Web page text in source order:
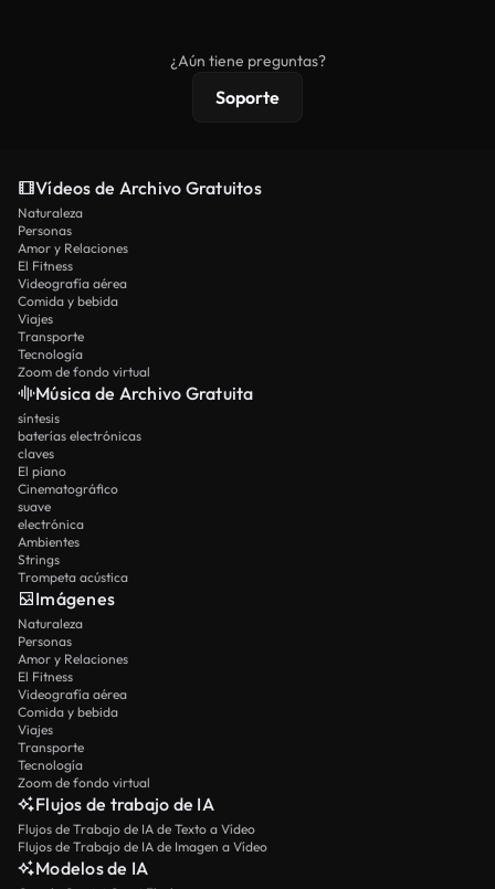
protecciones de licencia extendidas.
¿Aún tiene preguntas?
Soporte
Vídeos de Archivo Gratuitos
Naturaleza
Personas
Amor y Relaciones
El Fitness
Videografía aérea
Comida y bebida
Viajes
Transporte
Tecnología
Zoom de fondo virtual
Música de Archivo Gratuita
síntesis
baterías electrónicas
claves
El piano
Cinematográfico
suave
electrónica
Ambientes
Strings
Trompeta acústica
Imágenes
Naturaleza
Personas
Amor y Relaciones
El Fitness
Videografía aérea
Comida y bebida
Viajes
Transporte
Tecnología
Zoom de fondo virtual
Flujos de trabajo de IA
Flujos de Trabajo de IA de Texto a Vídeo
Flujos de Trabajo de IA de Imagen a Vídeo
Modelos de IA